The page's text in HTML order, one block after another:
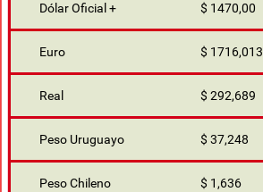
Dólar Oficial + $ 1470,00
Euro $ 1716,013
Real $ 292,689
Peso Uruguayo $ 37,248
Peso Chileno $ 1,636